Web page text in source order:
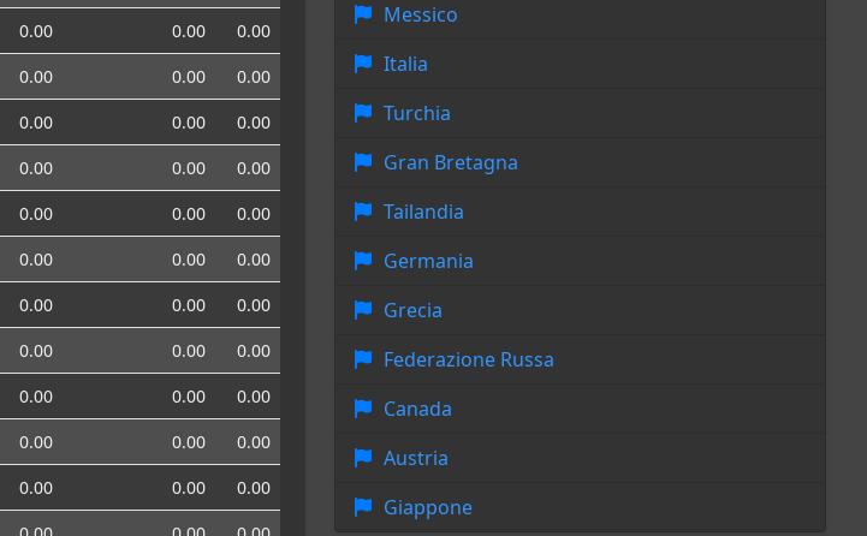
0.00 0.00
0.00
0.00 0.00
0.00
0.00 0.00
0.00
0.00 0.00
0.00
0.00 0.00
0.00
0.00 0.00
0.00
0.00 0.00
0.00
0.00 0.00
0.00
0.00 0.00
0.00
0.00 0.00
0.00
0.00 0.00
0.00
Messico
Italia
Turchia
Gran Bretagna
Tailandia
Germania
Grecia
Federazione Russa
Canada
Austria
Giappone